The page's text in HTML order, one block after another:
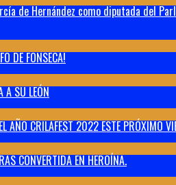
de Hernández como diputada del
DE FONSECA!
A SU LEÓN
AÑO CRILAFEST 2022 ESTE PRÓXIMO
CONVERTIDA EN HEROÍNA.